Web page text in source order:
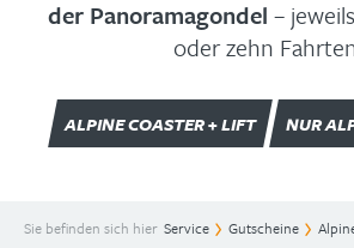
der Panoramagondel –
oder zehn
ALPINE COASTER + LIFT NUR
Sie befinden sich hier Service Gutscheine